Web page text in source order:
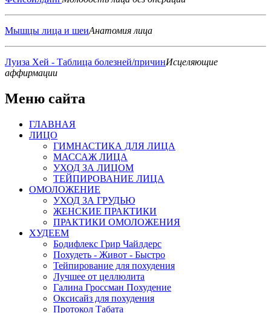
Мышцы лица и шеиАнатомия лица
Луиза Хей - Таблица болезней/причинИсцеляющие
аффирмации
Меню сайта
ГЛАВНАЯ
ЛИЦО
ГИМНАСТИКА ДЛЯ ЛИЦА
МАССАЖ ЛИЦА
УХОД ЗА ЛИЦОМ
ТЕЙПИРОВАНИЕ ЛИЦА
ОМОЛОЖЕНИЕ
УХОД ЗА ГРУДЬЮ
ЖЕНСКИЕ ПРАКТИКИ
ПРАКТИКИ ОМОЛОЖЕНИЯ
ХУДЕЕМ
Бодифлекс Грир Чайлдерс
Похудеть - Живот - Быстро
Тейпирование для похудения
Лучшее от целлюлита
Галина Гроссман Похудение
Оксисайз для похудения
Протокол Табата